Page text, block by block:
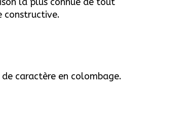
constructive.
caractère en colombage.